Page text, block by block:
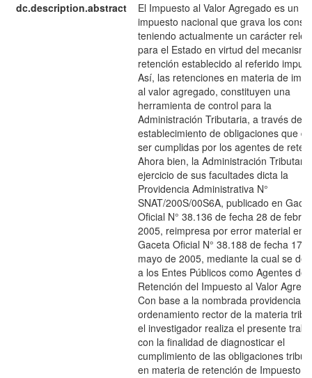
dc.description.abstract
El Impuesto al Valor Agregado es un
impuesto nacional que grava los
teniendo actualmente un carácter
para el Estado en virtud del
retención establecido al referido
Así, las retenciones en materia de
al valor agregado, constituyen una
herramienta de control para la
Administración Tributaria, a través del
establecimiento de obligaciones que
ser cumplidas por los agentes de
Ahora bien, la Administración
ejercicio de sus facultades dicta la
Providencia Administrativa N°
SNAT/200S/00S6A, publicado en
Oficial N° 38.136 de fecha 28 de
2005, reimpresa por error material en
Gaceta Oficial N° 38.188 de fecha 17
mayo de 2005, mediante la cual se
a los Entes Públicos como Agentes de
Retención del Impuesto al Valor
Con base a la nombrada providencia y
ordenamiento rector de la materia
el investigador realiza el presente
con la finalidad de diagnosticar el
cumplimiento de las obligaciones
en materia de retención de Impuesto al